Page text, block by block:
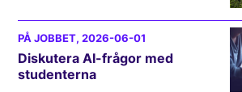
PÅ JOBBET, 2026-06-01
Diskutera AI-frågor med
studenterna